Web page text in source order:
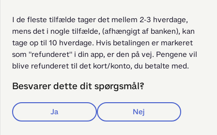
I de fleste tilfælde tager det mellem 2-3 hverdage,
mens det i nogle tilfælde, (afhængigt af banken), kan
tage op til 10 hverdage. Hvis betalingen er markeret
som "refunderet" i din app, er den på vej. Pengene vil
blive refunderet til det kort/konto, du betalte med.
Besvarer dette dit spørgsmål?
Ja Nej